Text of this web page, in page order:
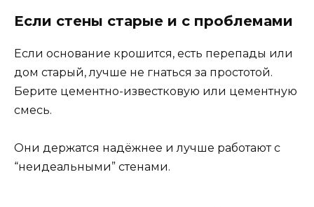
Если стены старые и с проблемами
Если основание крошится, есть перепады или
дом старый, лучше не гнаться за простотой.
Берите цементно-известковую или цементную
смесь.
Они держатся надёжнее и лучше работают с
“неидеальными” стенами.